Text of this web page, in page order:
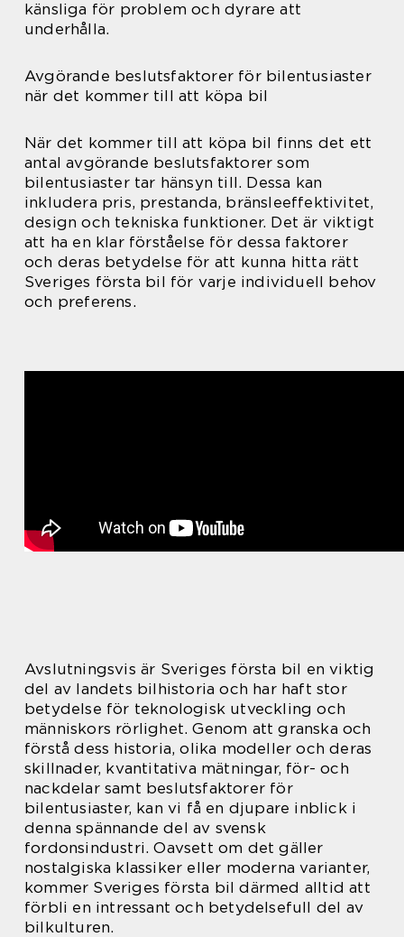
känsliga för problem och dyrare att
underhålla.
Avgörande beslutsfaktorer för bilentusiaster
när det kommer till att köpa bil
När det kommer till att köpa bil finns det ett
antal avgörande beslutsfaktorer som
bilentusiaster tar hänsyn till. Dessa kan
inkludera pris, prestanda, bränsleeffektivitet,
design och tekniska funktioner. Det är viktigt
att ha en klar förståelse för dessa faktorer
och deras betydelse för att kunna hitta rätt
Sveriges första bil för varje individuell behov
och preferens.
Avslutningsvis är Sveriges första bil en viktig
del av landets bilhistoria och har haft stor
betydelse för teknologisk utveckling och
människors rörlighet. Genom att granska och
förstå dess historia, olika modeller och deras
skillnader, kvantitativa mätningar, för- och
nackdelar samt beslutsfaktorer för
bilentusiaster, kan vi få en djupare inblick i
denna spännande del av svensk
fordonsindustri. Oavsett om det gäller
nostalgiska klassiker eller moderna varianter,
kommer Sveriges första bil därmed alltid att
förbli en intressant och betydelsefull del av
bilkulturen.